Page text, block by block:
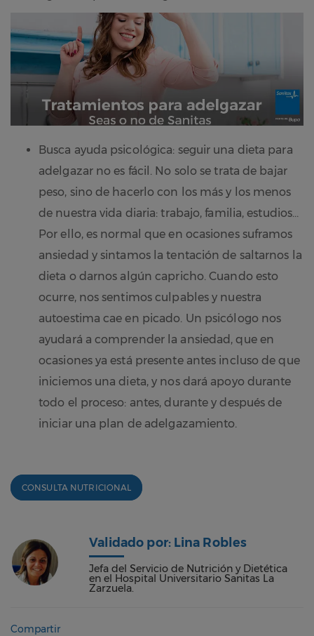
Busca ayuda psicológica: seguir una dieta para
adelgazar no es fácil. No solo se trata de bajar
peso, sino de hacerlo con los más y los menos
de nuestra vida diaria: trabajo, familia, estudios…
Por ello, es normal que en ocasiones suframos
ansiedad y sintamos la tentación de saltarnos la
dieta o darnos algún capricho. Cuando esto
ocurre, nos sentimos culpables y nuestra
autoestima cae en picado. Un psicólogo nos
ayudará a comprender la ansiedad, que en
ocasiones ya está presente antes incluso de que
iniciemos una dieta, y nos dará apoyo durante
todo el proceso: antes, durante y después de
iniciar una plan de adelgazamiento.
CONSULTA NUTRICIONAL
Validado por: Lina Robles
Jefa del Servicio de Nutrición y Dietética
en el Hospital Universitario Sanitas La
Zarzuela.
Compartir